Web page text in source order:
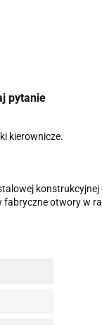
pytanie
kierownicze.
otwory w